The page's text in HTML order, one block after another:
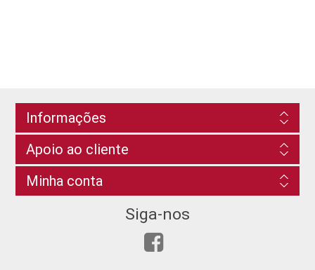
Informações
Apoio ao cliente
Minha conta
Siga-nos